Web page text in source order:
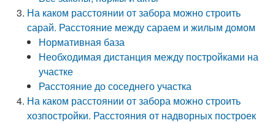
На каком расстоянии от забора можно строить
сарай. Расстояние между сараем и жилым домом
Нормативная база
Необходимая дистанция между постройками на
участке
Расстояние до соседнего участка
На каком расстоянии от забора можно строить
хозпостройки. Расстояния от надворных построек